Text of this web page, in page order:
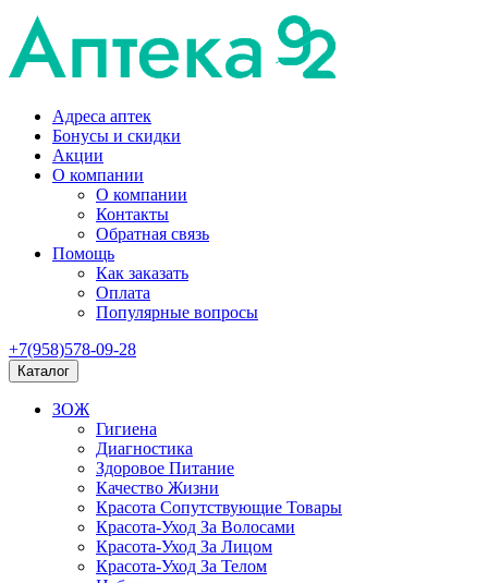
Адреса аптек
Бонусы и скидки
Акции
О компании
О компании
Контакты
Обратная связь
Помощь
Как заказать
Оплата
Популярные вопросы
+7(958)578-09-28
Каталог
ЗОЖ
Гигиена
Диагностика
Здоровое Питание
Качество Жизни
Красота Сопутствующие Товары
Красота-Уход За Волосами
Красота-Уход За Лицом
Красота-Уход За Телом